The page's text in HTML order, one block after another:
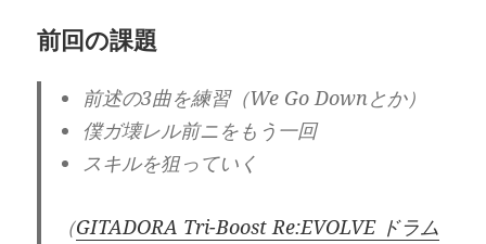
前回の課題
前述の3曲を練習（We Go Downとか）
僕ガ壊レル前ニをもう一回
スキルを狙っていく
（GITADORA Tri-Boost Re:EVOLVE ドラム